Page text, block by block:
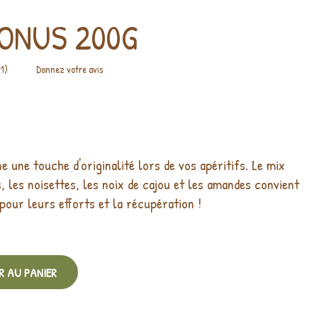
200G
1) Donnez votre avis
une touche d'originalité lors de vos apéritifs. Le mix
noisettes, les noix de cajou et les amandes convient
leurs efforts et la récupération !
AU PANIER